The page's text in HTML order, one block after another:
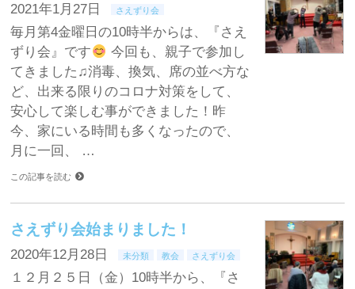
2021年1月27日 さえずり会
毎月第4金曜日の10時半からは、『さえ
ずり会』です
今回も、親子で参加し
てきました♫消毒、換気、席の並べ方な
ど、出来る限りのコロナ対策をして、
安心して楽しむ事ができました！昨
今、家にいる時間も多くなったので、
月に一回、 …
この記事を読む
さえずり会始まりました！
2020年12月28日 未分類 教会 さえずり会
１２月２５日（金）10時半から、『さ